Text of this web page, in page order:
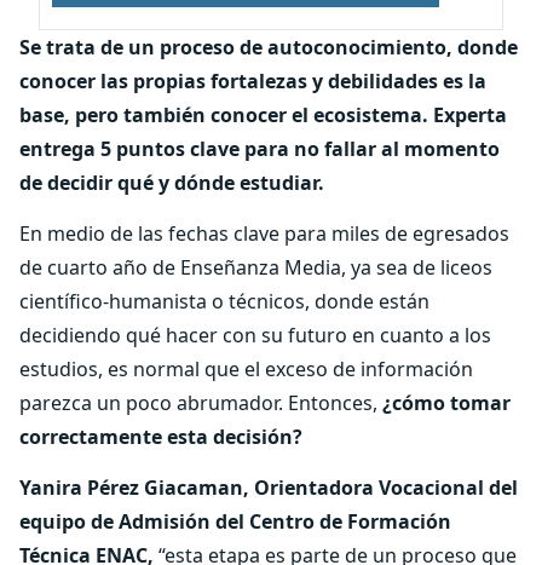
Se trata de un proceso de autoconocimiento, donde
conocer las propias fortalezas y debilidades es la
base, pero también conocer el ecosistema. Experta
entrega 5 puntos clave para no fallar al momento
de decidir qué y dónde estudiar.
En medio de las fechas clave para miles de egresados
de cuarto año de Enseñanza Media, ya sea de liceos
científico-humanista o técnicos, donde están
decidiendo qué hacer con su futuro en cuanto a los
estudios, es normal que el exceso de información
parezca un poco abrumador. Entonces, ¿cómo tomar
correctamente esta decisión?
Yanira Pérez Giacaman, Orientadora Vocacional del
equipo de Admisión del Centro de Formación
Técnica ENAC, “esta etapa es parte de un proceso que